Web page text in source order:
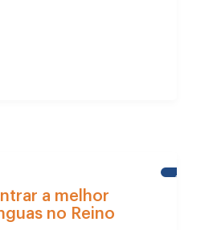
a melhor
no Reino